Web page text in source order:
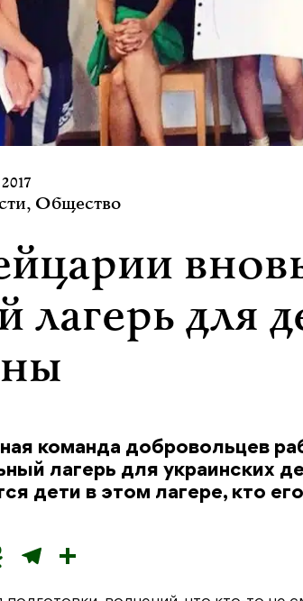
, Общество
лагерь для
команда добровольцев
лагерь для украинских
дети в этом лагере, кто
O
T